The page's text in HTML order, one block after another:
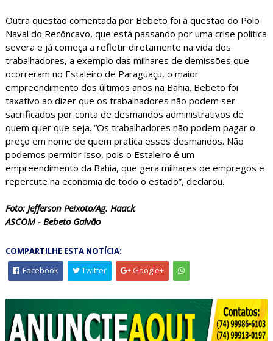
Outra questão comentada por Bebeto foi a questão do Polo
Naval do Recôncavo, que está passando por uma crise política
severa e já começa a refletir diretamente na vida dos
trabalhadores, a exemplo das milhares de demissões que
ocorreram no Estaleiro de Paraguaçu, o maior
empreendimento dos últimos anos na Bahia. Bebeto foi
taxativo ao dizer que os trabalhadores não podem ser
sacrificados por conta de desmandos administrativos de
quem quer que seja. “Os trabalhadores não podem pagar o
preço em nome de quem pratica esses desmandos. Não
podemos permitir isso, pois o Estaleiro é um
empreendimento da Bahia, que gera milhares de empregos e
repercute na economia de todo o estado”, declarou.
Foto: Jefferson Peixoto/Ag. Haack
ASCOM - Bebeto Galvão
COMPARTILHE ESTA NOTÍCIA:
Facebook
Twitter Google+